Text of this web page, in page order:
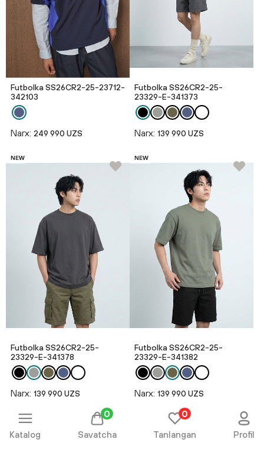
Futbolka SS26CR2-25-23712-
342103
Narx: 249 990 UZS
Futbolka SS26CR2-25-
23329-E-341373
Narx: 139 990 UZS
NEW
Futbolka SS26CR2-25-
23329-E-341378
Narx: 139 990 UZS
NEW
Futbolka SS26CR2-25-
23329-E-341382
Narx: 139 990 UZS
NEW
Katalog Savatcha
0
Tanlangan
0
Profil